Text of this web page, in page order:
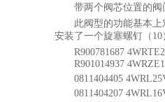
带两个阀芯位置的
此阀型的功能基本
安装了一个旋塞螺钉（10
R900781687
R901014937
0811404405
0811404207